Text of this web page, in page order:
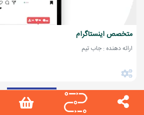
متخصص اینستاگرام
ارائه دهنده : جاب تیم
پرسش و پاسخ